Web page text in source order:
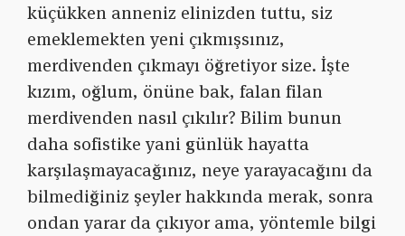
küçükken anneniz elinizden tuttu, siz
emeklemekten yeni çıkmışsınız,
merdivenden çıkmayı öğretiyor size. İşte
kızım, oğlum, önüne bak, falan filan
merdivenden nasıl çıkılır? Bilim bunun
daha sofistike yani günlük hayatta
karşılaşmayacağınız, neye yarayacağını da
bilmediğiniz şeyler hakkında merak, sonra
ondan yarar da çıkıyor ama, yöntemle bilgi